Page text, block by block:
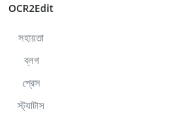
OCR2Edit
সহায়তা
ব্লগ
প্রেস
স্ট্যাটাস